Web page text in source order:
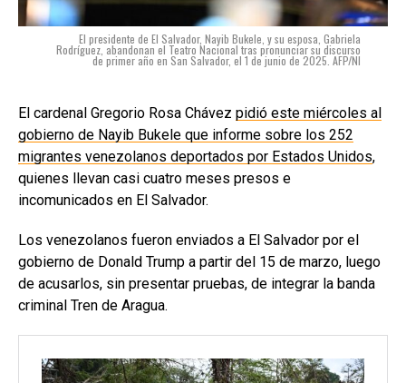
El presidente de El Salvador, Nayib Bukele, y su esposa, Gabriela
Rodríguez, abandonan el Teatro Nacional tras pronunciar su discurso
de primer año en San Salvador, el 1 de junio de 2025. AFP/NI
El cardenal Gregorio Rosa Chávez pidió este miércoles al
gobierno de Nayib Bukele que informe sobre los 252
migrantes venezolanos deportados por Estados Unidos,
quienes llevan casi cuatro meses presos e
incomunicados en El Salvador.
Los venezolanos fueron enviados a El Salvador por el
gobierno de Donald Trump a partir del 15 de marzo, luego
de acusarlos, sin presentar pruebas, de integrar la banda
criminal Tren de Aragua.